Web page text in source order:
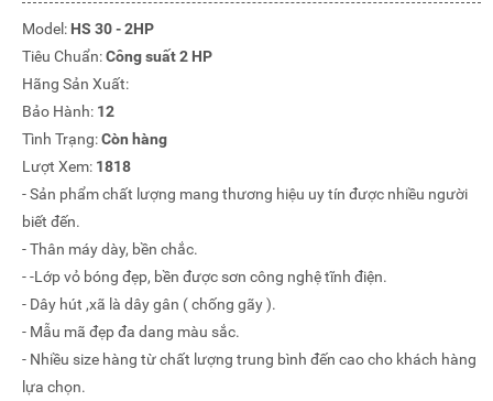
Model: HS 30 - 2HP
Tiêu Chuẩn:Công suất 2 HP
Hãng Sản Xuất:
Bảo Hành: 12
Tình Trạng:Còn hàng
Lượt Xem: 1818
- Sản phẩm chất lượng mang thương hiệu uy tín được nhiều người
biết đến.
- Thân máy dày, bền chắc.
- -Lớp vỏ bóng đẹp, bền được sơn công nghệ tĩnh điện.
- Dây hút ,xã là dây gân ( chống gãy ).
- Mẫu mã đẹp đa dang màu sắc.
- Nhiều size hàng từ chất lượng trung bình đến cao cho khách hàng
lựa chọn.